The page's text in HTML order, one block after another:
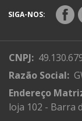
SIGA-NOS:
CNPJ:
Razão Social:
Endereço
loja 102 - Barra